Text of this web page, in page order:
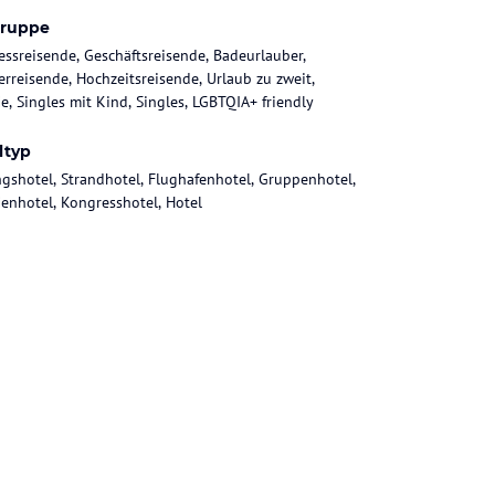
Geschäftsreisende, Badeurlauber,
Hochzeitsreisende, Urlaub zu zweit,
Singles mit Kind, Singles, LGBTQIA+ friendly
Strandhotel, Flughafenhotel, Gruppenhotel,
Kongresshotel, Hotel